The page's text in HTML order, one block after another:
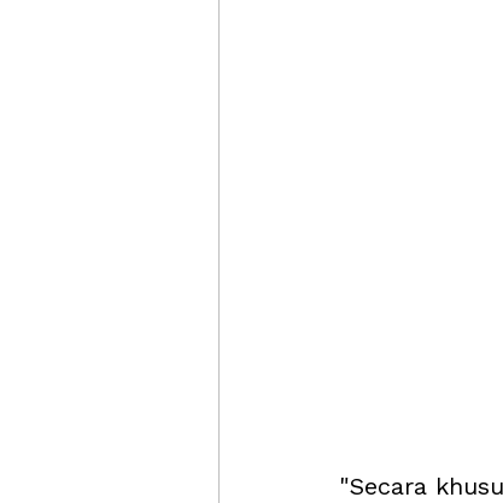
"Secara